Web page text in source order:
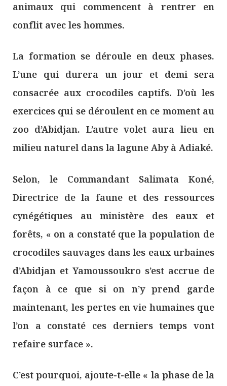
animaux qui commencent à rentrer en
conflit avec les hommes.
La formation se déroule en deux phases.
L’une qui durera un jour et demi sera
consacrée aux crocodiles captifs. D’où les
exercices qui se déroulent en ce moment au
zoo d’Abidjan. L’autre volet aura lieu en
milieu naturel dans la lagune Aby à Adiaké.
Selon, le Commandant Salimata Koné,
Directrice de la faune et des ressources
cynégétiques au ministère des eaux et
forêts, « on a constaté que la population de
crocodiles sauvages dans les eaux urbaines
d’Abidjan et Yamoussoukro s’est accrue de
façon à ce que si on n’y prend garde
maintenant, les pertes en vie humaines que
l’on a constaté ces derniers temps vont
refaire surface ».
C’est pourquoi, ajoute-t-elle « la phase de la